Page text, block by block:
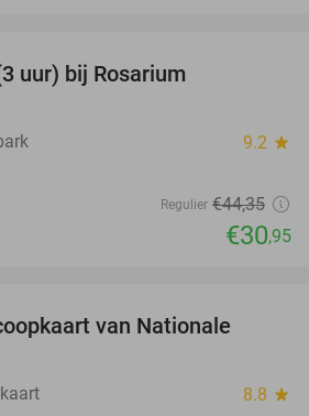
uur) bij Rosarium
9.2 star
Regulier €44,35
€30,95
van Nationale
8.8 star